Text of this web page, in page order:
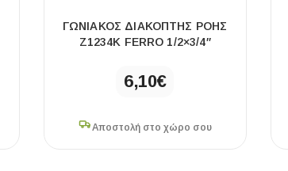
ΓΩΝΙΑΚΌΣ ΔΙΑΚΌΠΤΗΣ ΡΟΉΣ
Z1234K FERRO 1/2×3/4″
6,10€
Αποστολή στο χώρο σου